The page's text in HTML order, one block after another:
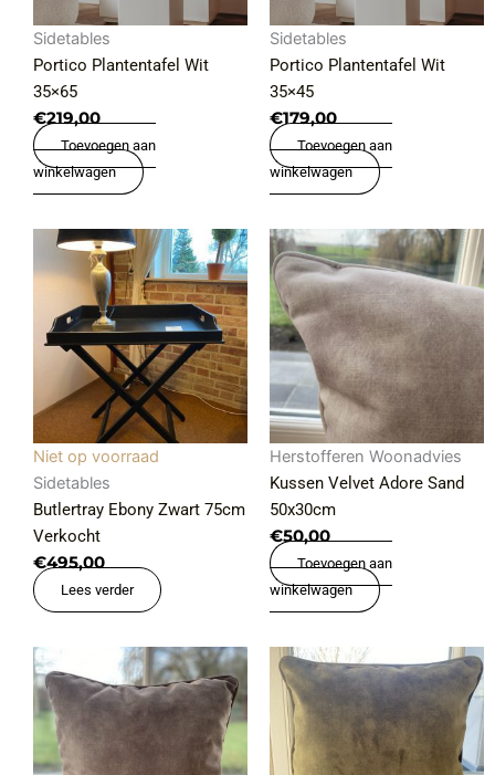
Sidetables
Portico Plantentafel Wit
35×65
€219,00
Toevoegen aan
winkelwagen
Sidetables
Portico Plantentafel Wit
35×45
€179,00
Toevoegen aan
winkelwagen
Niet op voorraad
Sidetables
Butlertray Ebony Zwart 75cm
Verkocht
€495,00
Lees verder
Herstofferen Woonadvies
Kussen Velvet Adore Sand
50x30cm
€50,00
Toevoegen aan
winkelwagen